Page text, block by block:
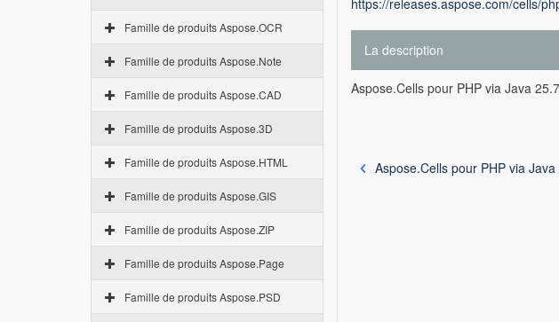
Famille de produits Aspose.OCR
Famille de produits Aspose.Note
Famille de produits Aspose.CAD
Famille de produits Aspose.3D
Famille de produits Aspose.HTML
Famille de produits Aspose.GIS
Famille de produits Aspose.ZIP
Famille de produits Aspose.Page
Famille de produits Aspose.PSD
https://releases.aspose.com/cells/
La description
Aspose.Cells pour PHP via Java 25.7
Aspose.Cells pour PHP via